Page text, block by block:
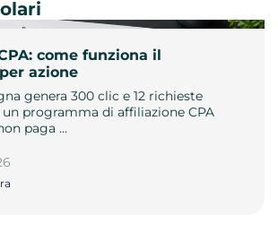
come funziona il
azione
genera 300 clic e 12 richieste
programma di affiliazione CPA
paga …